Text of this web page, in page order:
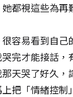
都視這些為再
很容易看到自
完才能接話，
天哭了好久，
把「情緒控制